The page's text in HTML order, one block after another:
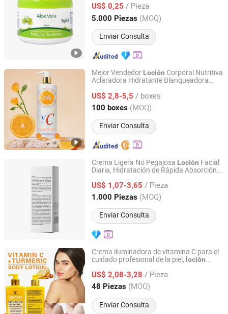
US$ 0,25 / Pieza
5.000 Piezas (MOQ)
Enviar Consulta
Zhejiang, China Desde 2009
Mejor Vendedor Loción Corporal Nutritiva
Aclaradora Hidratante Blanqueadora
US$ 2,8-5,5 / boxes
100 boxes (MOQ)
Enviar Consulta
Guangzhou E-Mei Biotechnology Co., Ltd.
Guangdong, China Desde 2024
Crema Ligera No Pegajosa Loción Facial
Diaria, Hidratación de Rápida Absorción
US$ 1,07-3,65 / Pieza
1.000 Piezas (MOQ)
Enviar Consulta
Shenzhen Bangjiarui Technology Co., Ltd.
Guangdong, China Desde 2022
Crema iluminadora de vitamina C para el
cuidado profesional de la piel, loción
US$ 2,08-3,28 / Pieza
48 Piezas (MOQ)
Enviar Consulta
Shandong Shiyi Trading Co., Ltd.
Shandong, China Desde 2025